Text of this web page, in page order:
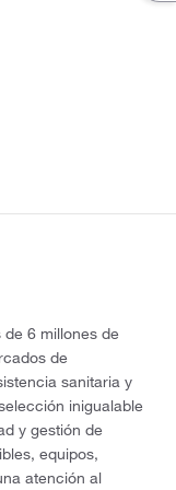
6 millones de
de
sanitaria y
inigualable
y gestión de
equipos,
atención al